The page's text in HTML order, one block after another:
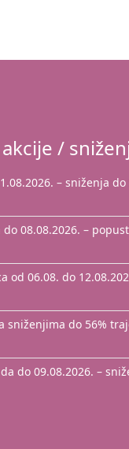
/
– sniženja
do 08.08.2026. –
od 06.08. do
sniženjima do 56%
do 09.08.2026. –